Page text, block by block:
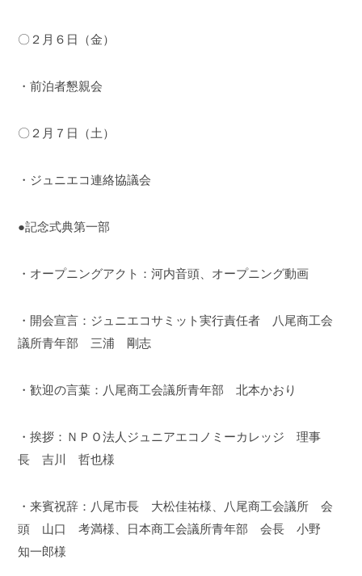
〇２月６日（金）
・前泊者懇親会
〇２月７日（土）
・ジュニエコ連絡協議会
●記念式典第一部
・オープニングアクト：河内音頭、オープニング動画
・開会宣言：ジュニエコサミット実行責任者 八尾商工会
議所青年部 三浦 剛志
・歓迎の言葉：八尾商工会議所青年部 北本かおり
・挨拶：ＮＰＯ法人ジュニアエコノミーカレッジ 理事
長 吉川 哲也様
・来賓祝辞：八尾市長 大松佳祐様、八尾商工会議所 会
頭 山口 考満様、日本商工会議所青年部 会長 小野
知一郎様